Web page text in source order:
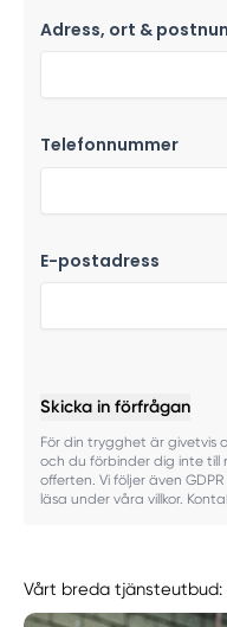
Adress, ort &
Telefonnummer
E-postadress
Skicka in förfrågan
För din trygghet är givetvis
och du förbinder dig inte
offerten. Vi följer även
läsa under våra villkor.
Vårt breda tjänsteutbud: